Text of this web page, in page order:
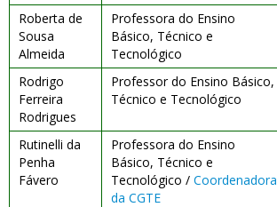
Roberta de
Sousa
Almeida
Professora do Ensino
Básico, Técnico e
Tecnológico
Rodrigo
Ferreira
Rodrigues
Professor do Ensino Básico,
Técnico e Tecnológico
Rutinelli da
Penha
Fávero
Professora do Ensino
Básico, Técnico e
Tecnológico / Coordenadora
da CGTE